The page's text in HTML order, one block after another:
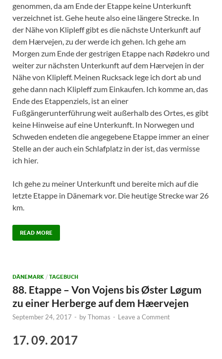
genommen, da am Ende der Etappe keine Unterkunft
verzeichnet ist. Gehe heute also eine längere Strecke. In
der Nähe von Klipleff gibt es die nächste Unterkunft auf
dem Hærvejen, zu der werde ich gehen. Ich gehe am
Morgen zum Ende der gestrigen Etappe nach Rødekro und
weiter zur nächsten Unterkunft auf dem Hærvejen in der
Nähe von Klipleff. Meinen Rucksack lege ich dort ab und
gehe dann nach Klipleff zum Einkaufen. Ich komme an, das
Ende des Etappenziels, ist an einer
Fußgängerunterführung weit außerhalb des Ortes, es gibt
keine Hinweise auf eine Unterkunft. In Norwegen und
Schweden endeten die angegebene Etappe immer an einer
Stelle an der auch ein Schlafplatz in der ist, das vermisse
ich hier.
Ich gehe zu meiner Unterkunft und bereite mich auf die
letzte Etappe in Dänemark vor. Die heutige Strecke war 26
km.
READ MORE
DÄNEMARK / TAGEBUCH
88. Etappe – Von Vojens bis Øster Løgum
zu einer Herberge auf dem Hæervejen
September 24, 2017 - byThomas - Leave a Comment
17. 09. 2017